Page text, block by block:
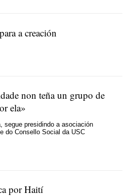
a creación
non teña un grupo de
ela»
segue presidindo a asociación
do Consello Social da USC
por Haití